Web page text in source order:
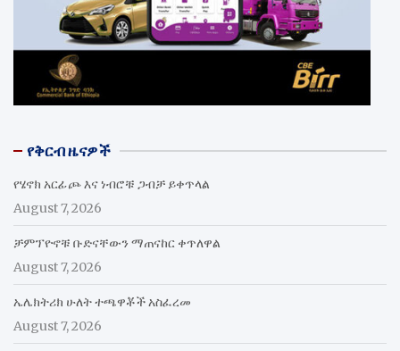
የቅርብ ዜናዎች
የሄኖክ አርፊጮ እና ነብሮቹ ጋብቻ ይቀጥላል
August 7, 2026
ቻምፕዮኖቹ ቡድናቸውን ማጠናከር ቀጥለዋል
August 7, 2026
ኤሌክትሪክ ሁለት ተጫዋቾች አስፈረመ
August 7, 2026